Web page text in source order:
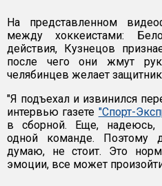
На представленном
между хоккеистами:
действия, Кузнецов
после чего они жмут
челябинцев желает
"Я подъехал и извинился
интервью газете "Спорт-
в сборной. Еще, надеюсь,
одной команде. Поэтому
думаю, не стоит. Это
эмоции, все может